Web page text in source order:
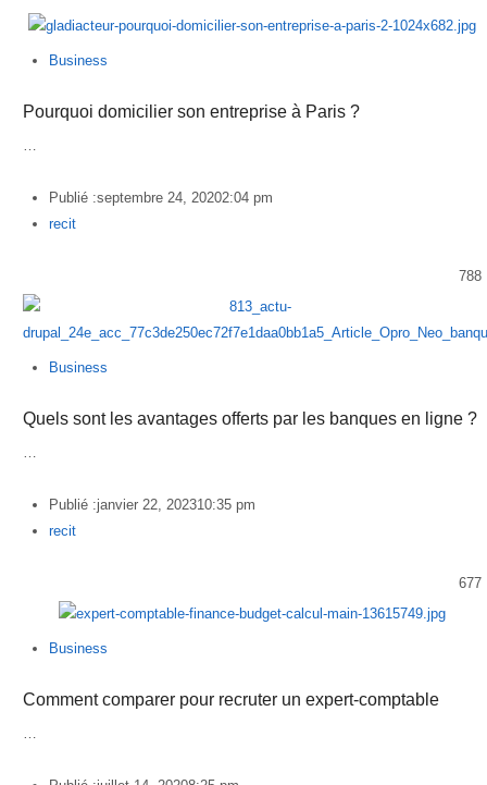
Business
Pourquoi domicilier son entreprise à Paris ?
…
Publié :septembre 24, 20202:04 pm
Author
recit
788
Business
Quels sont les avantages offerts par les banques en ligne ?
…
Publié :janvier 22, 202310:35 pm
Author
recit
677
Business
Comment comparer pour recruter un expert-comptable
…